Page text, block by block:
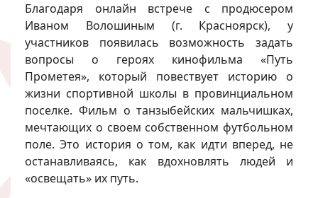
Благодаря онлайн встрече с продюсером
Иваном Волошиным (г. Красноярск), у
участников появилась возможность задать
вопросы о героях кинофильма «Путь
Прометея», который повествует историю о
жизни спортивной школы в провинциальном
поселке. Фильм о танзыбейских мальчишках,
мечтающих о своем собственном футбольном
поле. Это история о том, как идти вперед, не
останавливаясь, как вдохновлять людей и
«освещать» их путь.